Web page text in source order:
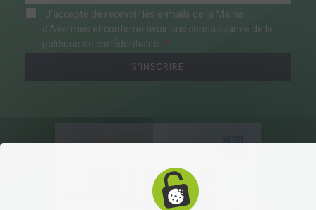
J'accepte de recevoir les e-mails de la Mairie
d'Avermes et confirme avoir pris connaissance de la
politique de confidentialité.
S'INSCRIRE